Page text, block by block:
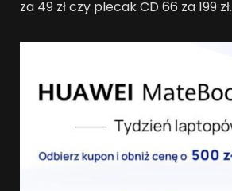
za 49 zł czy plecak CD 66 za 199 zł.